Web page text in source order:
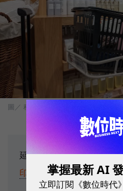
圖／ 程倚華攝影
延伸閱讀：唐吉訶德來
印良品進駐大安店，迎戰
掌握最新 AI
立即訂閱《數位時代